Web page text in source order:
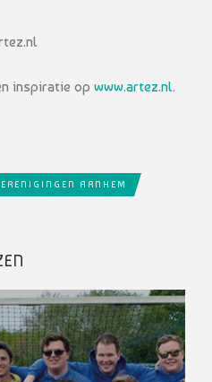
inspiratie op www.artez.nl.
ARNHEM